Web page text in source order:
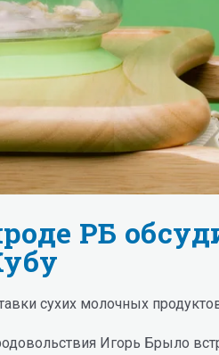
РБ
сухих молочных
Игорь Брыло